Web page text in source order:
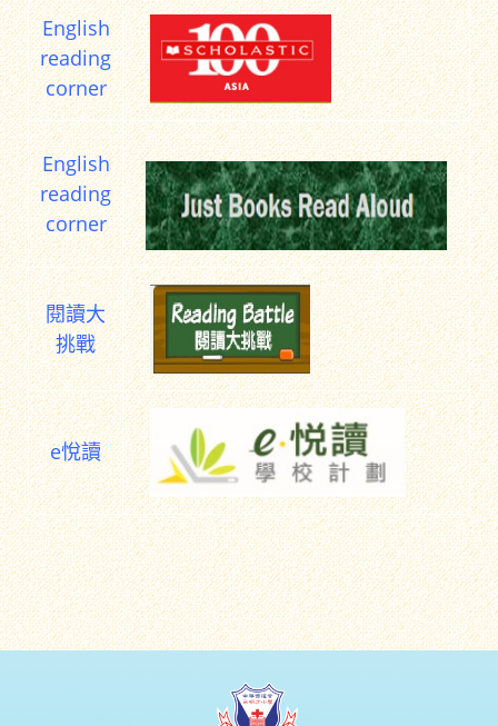
English
reading
corner
English
reading
corner
閱讀大
挑戰
e悅讀